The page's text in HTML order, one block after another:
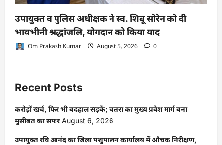
उपायुक्त व पुलिस अधीक्षक ने स्व. शिबू सोरेन को दी
भावभीनी श्रद्धांजलि, योगदान को किया याद
Om Prakash Kumar August 5, 2026 0
Recent Posts
करोड़ों खर्च, फिर भी बदहाल सड़कें; चतरा का मुख्य प्रवेश मार्ग बना
मुसीबत का सफर August 6, 2026
उपायुक्त रवि आनंद का जिला पशुपालन कार्यालय में औचक निरीक्षण,